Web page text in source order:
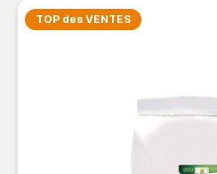
TOP des VENTES